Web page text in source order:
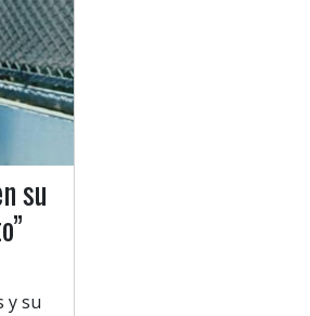
su
y su